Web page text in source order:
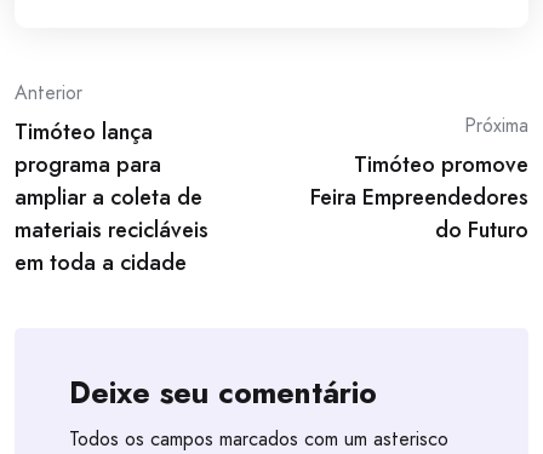
Post
navigation
Anterior
Timóteo lança
programa para
ampliar a coleta de
materiais recicláveis
em toda a cidade
Próxima
Timóteo promove
Feira Empreendedores
do Futuro
Deixe seu comentário
Todos os campos marcados com um asterisco